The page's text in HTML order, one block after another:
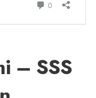
– SSS